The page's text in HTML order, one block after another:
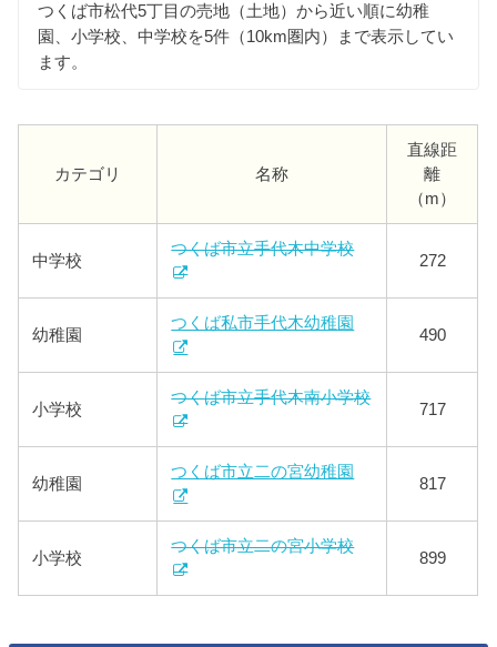
つくば市松代5丁目の売地（土地）から近い順に幼稚
園、小学校、中学校を5件（10km圏内）まで表示してい
ます。
カテゴリ 名称
直線距
離
（m）
中学校
つくば市立手代木中学校
272
幼稚園
つくば私市手代木幼稚園
490
小学校
つくば市立手代木南小学校
717
幼稚園
つくば市立二の宮幼稚園
817
小学校
つくば市立二の宮小学校
899